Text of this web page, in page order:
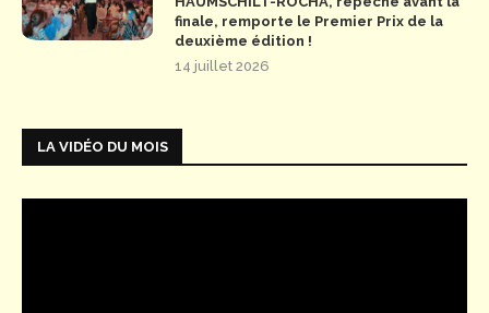
finale, remporte le Premier Prix de la
deuxième édition !
14 juillet 2026
LA VIDÉO DU MOIS